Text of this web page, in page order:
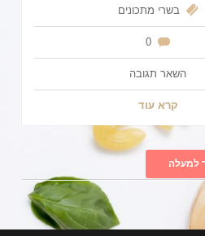
בשרי מתכונים
0
השאר תגובה
קרא עוד
למעלה